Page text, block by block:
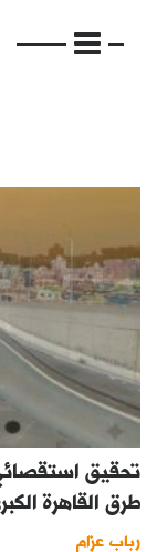
الرئيسية
مواضيع
فكرة
دفاتر
بالصورة
كتّابنا
تحقيق
طرق القاهرة
رباب عزام